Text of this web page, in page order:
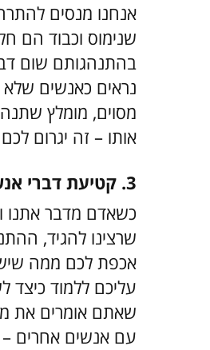
אנחנו מנסים
שנימוס וכבוד הם
בהתנהגותם שום
נראים כאנשים
מסוים, מומלץ
אותו – זה יגרום
3. קטיעת דברי אנשים בזמן שיחה
כשאדם מדבר אתנו
שרצינו להגיד,
אכפת לכם ממה שיש
עליכם ללמוד כיצד
שאתם אומרים את
עם אנשים אחרים –